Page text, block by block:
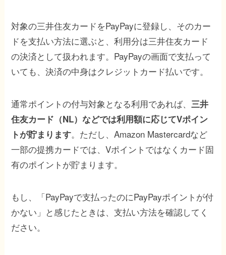
対象の三井住友カードをPayPayに登録し、そのカー
ドを支払い方法に選ぶと、利用分は三井住友カード
の決済として扱われます。PayPayの画面で支払って
いても、決済の中身はクレジットカード払いです。
通常ポイントの付与対象となる利用であれば、三井
住友カード（NL）などでは利用額に応じてVポイン
トが貯まります。ただし、Amazon Mastercardなど
一部の提携カードでは、Vポイントではなくカード固
有のポイントが貯まります。
もし、「PayPayで支払ったのにPayPayポイントが付
かない」と感じたときは、支払い方法を確認してく
ださい。